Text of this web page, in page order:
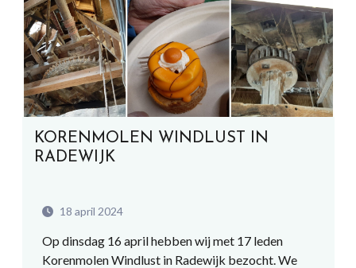
KORENMOLEN WINDLUST IN
RADEWIJK
18 april 2024
Op dinsdag 16 april hebben wij met 17 leden
Korenmolen Windlust in Radewijk bezocht. We